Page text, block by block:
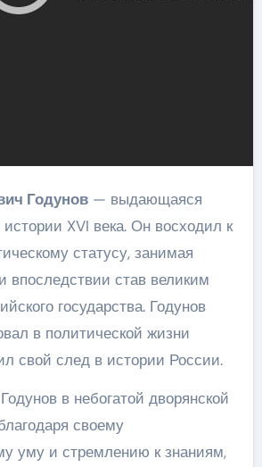
Годунов— выдающаяся
XVI века. Он восходил к
статусу, занимая
впоследствии став великим
государства. Годунов
в политической жизни
свой след в истории России.
в небогатой дворянской
своему
уму и стремлению к знаниям,